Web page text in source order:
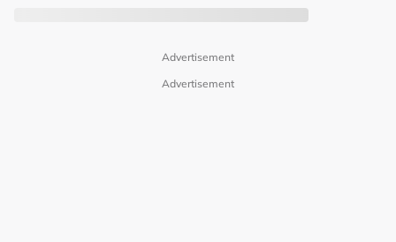
Advertisement
Advertisement